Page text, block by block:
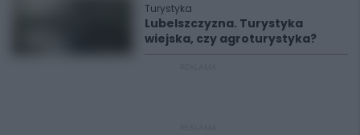
Turystyka
Lubelszczyzna. Turystyka
wiejska, czy agroturystyka?